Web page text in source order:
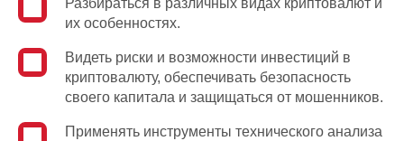
Разбираться в различных видах криптовалют и
их особенностях.
Видеть риски и возможности инвестиций в
криптовалюту, обеспечивать безопасность
своего капитала и защищаться от мошенников.
Применять инструменты технического анализа